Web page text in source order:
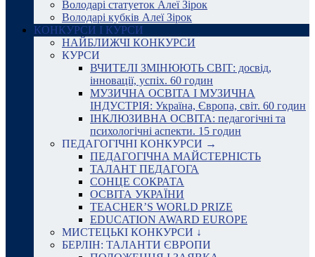
Володарі статуеток Алеї Зірок
Володарі кубків Алеї Зірок
КОНКУРСИ І КУРСИ
НАЙБЛИЖЧІ КОНКУРСИ
КУРСИ
ВЧИТЕЛІ ЗМІНЮЮТЬ СВІТ: досвід,
інновації, успіх. 60 годин
МУЗИЧНА ОСВІТА І МУЗИЧНА
ІНДУСТРІЯ: Україна, Європа, світ. 60 годин
ІНКЛЮЗИВНА ОСВІТА: педагогічні та
психологічні аспекти. 15 годин
ПЕДАГОГІЧНІ КОНКУРСИ →
ПЕДАГОГІЧНА МАЙСТЕРНІСТЬ
ТАЛАНТ ПЕДАГОГА
СОНЦЕ СОКРАТА
ОСВІТА УКРАЇНИ
TEACHER’S WORLD PRIZE
EDUCATION AWARD EUROPE
МИСТЕЦЬКІ КОНКУРСИ ↓
БЕРЛІН: ТАЛАНТИ ЄВРОПИ